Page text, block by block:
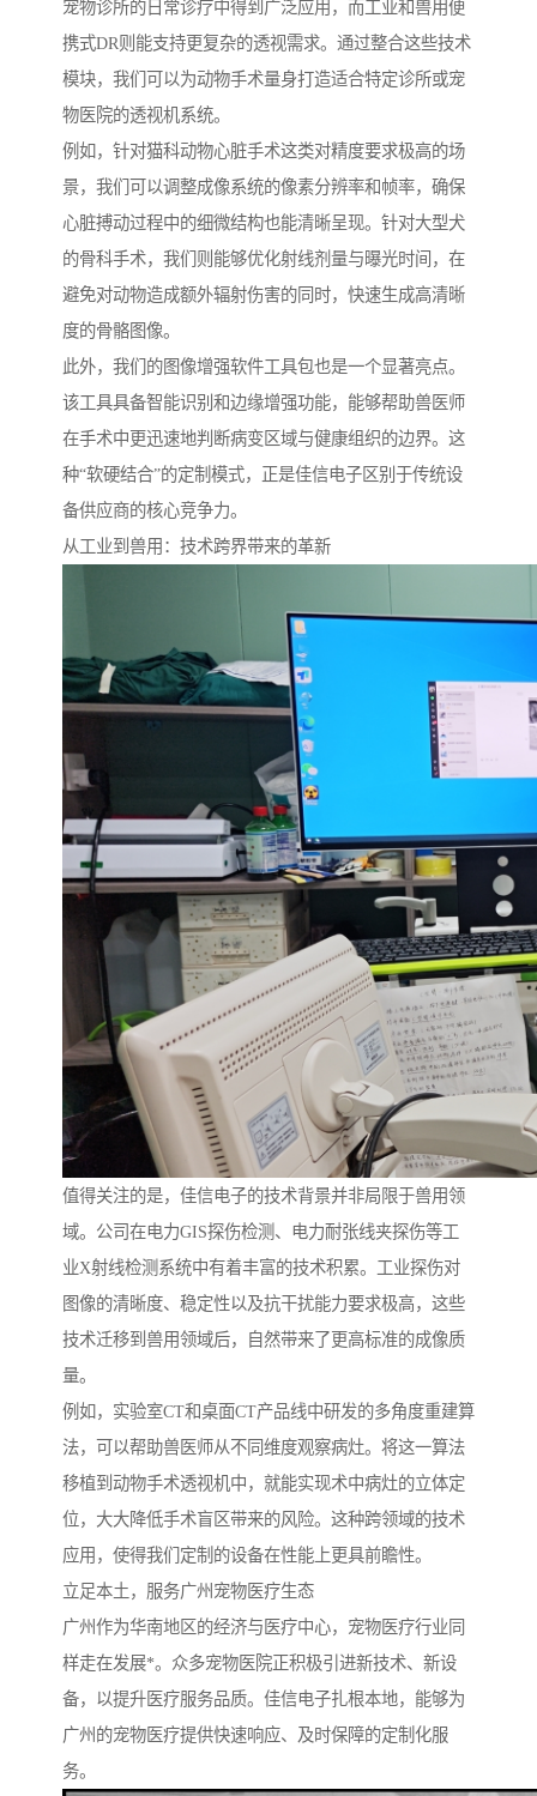
宠物诊所的日常诊疗中得到广泛应用，而工业和兽用便
携式DR则能支持更复杂的透视需求。通过整合这些技术
模块，我们可以为动物手术量身打造适合特定诊所或宠
物医院的透视机系统。
例如，针对猫科动物心脏手术这类对精度要求极高的场
景，我们可以调整成像系统的像素分辨率和帧率，确保
心脏搏动过程中的细微结构也能清晰呈现。针对大型犬
的骨科手术，我们则能够优化射线剂量与曝光时间，在
避免对动物造成额外辐射伤害的同时，快速生成高清晰
度的骨骼图像。
此外，我们的图像增强软件工具包也是一个显著亮点。
该工具具备智能识别和边缘增强功能，能够帮助兽医师
在手术中更迅速地判断病变区域与健康组织的边界。这
种“软硬结合”的定制模式，正是佳信电子区别于传统设
备供应商的核心竞争力。
从工业到兽用：技术跨界带来的革新
值得关注的是，佳信电子的技术背景并非局限于兽用领
域。公司在电力GIS探伤检测、电力耐张线夹探伤等工
业X射线检测系统中有着丰富的技术积累。工业探伤对
图像的清晰度、稳定性以及抗干扰能力要求极高，这些
技术迁移到兽用领域后，自然带来了更高标准的成像质
量。
例如，实验室CT和桌面CT产品线中研发的多角度重建算
法，可以帮助兽医师从不同维度观察病灶。将这一算法
移植到动物手术透视机中，就能实现术中病灶的立体定
位，大大降低手术盲区带来的风险。这种跨领域的技术
应用，使得我们定制的设备在性能上更具前瞻性。
立足本土，服务广州宠物医疗生态
广州作为华南地区的经济与医疗中心，宠物医疗行业同
样走在发展*。众多宠物医院正积极引进新技术、新设
备，以提升医疗服务品质。佳信电子扎根本地，能够为
广州的宠物医疗提供快速响应、及时保障的定制化服
务。